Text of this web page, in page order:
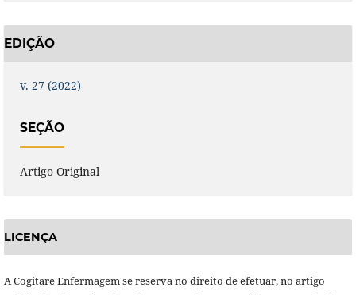
EDIÇÃO
v. 27 (2022)
SEÇÃO
Artigo Original
LICENÇA
A Cogitare Enfermagem se reserva no direito de efetuar, no artigo